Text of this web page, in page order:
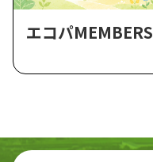
エコパMEMBERS